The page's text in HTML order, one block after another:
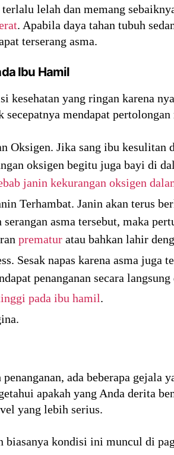
lelah dan memang
. Apabila daya tahan tubuh
terserang asma.
Ibu Hamil
kesehatan yang ringan karena
mendapat
Oksigen. Jika sang ibu kesulitan
oksigen begitu juga bayi di
janin kekurangan oksigen
Terhambat. Janin akan terus
serangan asma tersebut, maka
prematuratau bahkan lahir
Sesak napas karena asma
penanganan secara langsung
pada ibu hamil.
ada beberapa
apakah yang Anda derita
yang lebih serius.
biasanya kondisi ini muncul di